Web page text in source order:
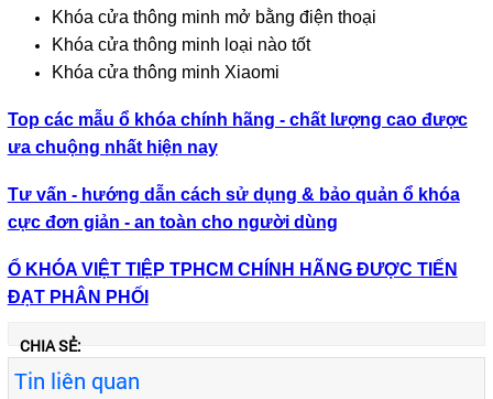
Khóa cửa thông minh mở bằng điện thoại
Khóa cửa thông minh loại nào tốt
Khóa cửa thông minh Xiaomi
Top các mẫu ổ khóa chính hãng - chất lượng cao được
ưa chuộng nhất hiện nay
Tư vấn - hướng dẫn cách sử dụng & bảo quản ổ khóa
cực đơn giản - an toàn cho người dùng
Ổ KHÓA VIỆT TIỆP TPHCM CHÍNH HÃNG ĐƯỢC TIẾN
ĐẠT PHÂN PHỐI
CHIA SẺ:
Tin liên quan